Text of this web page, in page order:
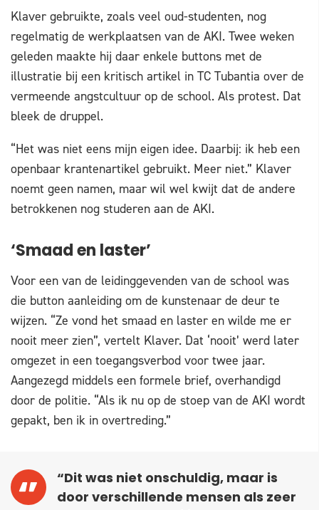
Klaver gebruikte, zoals veel oud-studenten, nog
regelmatig de werkplaatsen van de AKI. Twee weken
geleden maakte hij daar enkele buttons met de
illustratie bij een kritisch artikel in TC Tubantia over de
vermeende angstcultuur op de school. Als protest. Dat
bleek de druppel.
“Het was niet eens mijn eigen idee. Daarbij: ik heb een
openbaar krantenartikel gebruikt. Meer niet.” Klaver
noemt geen namen, maar wil wel kwijt dat de andere
betrokkenen nog studeren aan de AKI.
‘Smaad en laster’
Voor een van de leidinggevenden van de school was
die button aanleiding om de kunstenaar de deur te
wijzen. “Ze vond het smaad en laster en wilde me er
nooit meer zien”, vertelt Klaver. Dat ‘nooit’ werd later
omgezet in een toegangsverbod voor twee jaar.
Aangezegd middels een formele brief, overhandigd
door de politie. “Als ik nu op de stoep van de AKI wordt
gepakt, ben ik in overtreding.”
“Dit was niet onschuldig, maar is
door verschillende mensen als zeer